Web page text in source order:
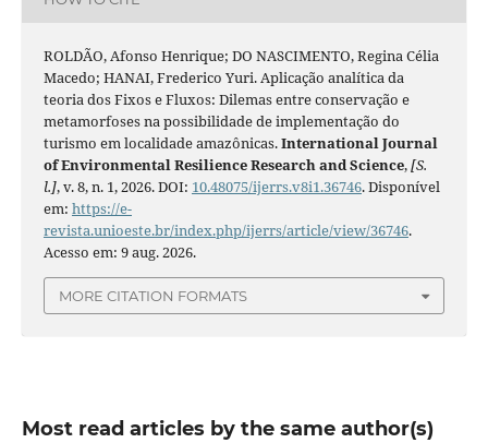
ROLDÃO, Afonso Henrique; DO NASCIMENTO, Regina Célia
Macedo; HANAI, Frederico Yuri. Aplicação analítica da
teoria dos Fixos e Fluxos: Dilemas entre conservação e
metamorfoses na possibilidade de implementação do
turismo em localidade amazônicas.International Journal
of Environmental Resilience Research and Science,[S.
l.], v. 8, n. 1, 2026. DOI: 10.48075/ijerrs.v8i1.36746. Disponível
em: https://e-
revista.unioeste.br/index.php/ijerrs/article/view/36746.
Acesso em: 9 aug. 2026.
MORE CITATION FORMATS
Most read articles by the same author(s)